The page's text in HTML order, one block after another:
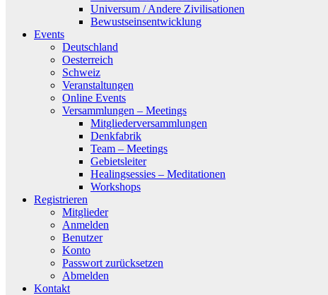
Universum / Andere Zivilisationen
Bewustseinsentwicklung
Events
Deutschland
Oesterreich
Schweiz
Veranstaltungen
Online Events
Versammlungen – Meetings
Mitgliederversammlungen
Denkfabrik
Team – Meetings
Gebietsleiter
Healingsessies – Meditationen
Workshops
Registrieren
Mitglieder
Anmelden
Benutzer
Konto
Passwort zurücksetzen
Abmelden
Kontakt